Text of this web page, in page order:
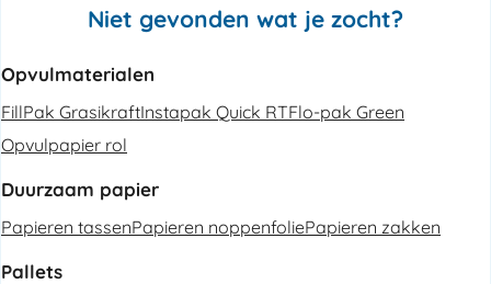
Niet gevonden wat je zocht?
Opvulmaterialen
FillPak GrasikraftInstapak Quick RTFlo-pak Green
Opvulpapier rol
Duurzaam papier
Papieren tassenPapieren noppenfoliePapieren zakken
Pallets